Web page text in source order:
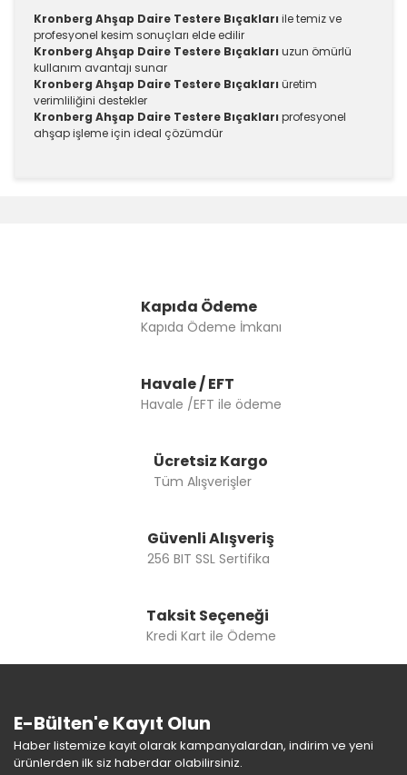
Kronberg Ahşap Daire Testere Bıçakları ile temiz ve
profesyonel kesim sonuçları elde edilir
Kronberg Ahşap Daire Testere Bıçakları uzun ömürlü
kullanım avantajı sunar
Kronberg Ahşap Daire Testere Bıçakları üretim
verimliliğini destekler
Kronberg Ahşap Daire Testere Bıçakları profesyonel
ahşap işleme için ideal çözümdür
Ürün açıklamasında eksik bilgiler bulunuyor.
Ürün bilgilerinde hatalar bulunuyor.
Bu ürüne benzer farklı alternatifler olmalı.
Kapıda Ödeme
Kapıda Ödeme İmkanı
Havale / EFT
Havale /EFT ile ödeme
Ücretsiz Kargo
Tüm Alışverişler
Güvenli Alışveriş
256 BIT SSL Sertifika
Taksit Seçeneği
Kredi Kart ile Ödeme
E-Bülten'e Kayıt Olun
Haber listemize kayıt olarak kampanyalardan, indirim ve yeni
ürünlerden ilk siz haberdar olabilirsiniz.